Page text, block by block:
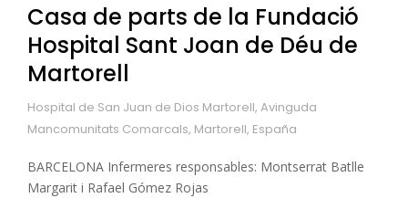
Casa de parts de la Fundació
Hospital Sant Joan de Déu de
Martorell
Hospital de San Juan de Dios Martorell, Avinguda
Mancomunitats Comarcals, Martorell, España
BARCELONA Infermeres responsables: Montserrat Batlle
Margarit i Rafael Gómez Rojas